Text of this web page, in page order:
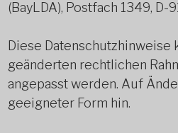
(BayLDA), Postfach 1349, D-
Diese Datenschutzhinweise
geänderten rechtlichen
angepasst werden. Auf
geeigneter Form hin.